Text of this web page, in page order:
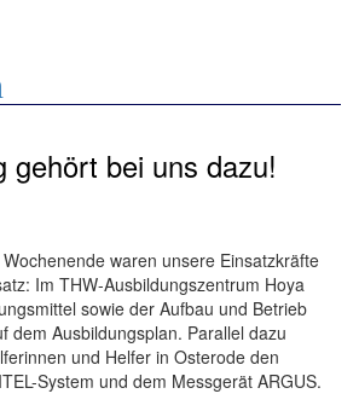
gehört bei uns dazu!
waren unsere Einsatzkräfte
Im THW-Ausbildungszentrum Hoya
sowie der Aufbau und Betrieb
dem Ausbildungsplan. Parallel dazu
und Helfer in Osterode den
System und dem Messgerät ARGUS.